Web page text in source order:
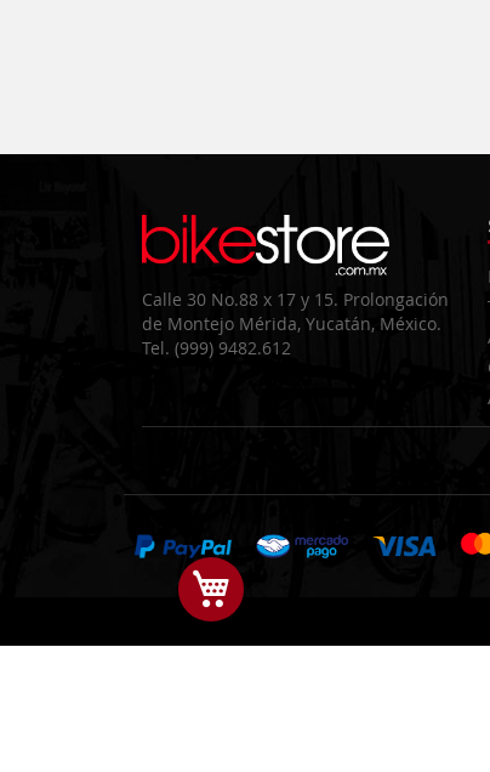
Mi Carrito
Calle 30 No.88 x 17 y 15. Prolongación
de Montejo Mérida, Yucatán, México.
Tel. (999) 9482.612